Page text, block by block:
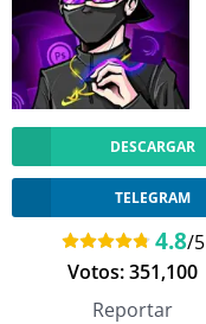
DESCARGAR
TELEGRAM
4.8/5
Votos:351,100
Reportar